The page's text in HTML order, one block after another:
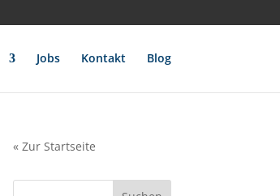
Jobs Kontakt Blog
«Zur Startseite